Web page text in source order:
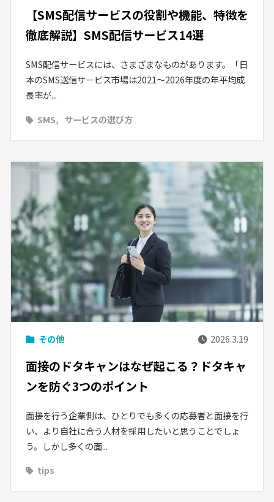
【SMS配信サービスの役割や機能、特徴を
徹底解説】SMS配信サービス14選
SMS配信サービスには、さまざまなものがあります。「日
本のSMS送信サービス市場は2021～2026年度の年平均成
長率が...
SMS
サービスの選び方
その他 2026.3.19
面接のドタキャンはなぜ起こる？ドタキャ
ンを防ぐ3つのポイント
面接を行う企業側は、ひとりでも多くの応募者と面接を行
い、より自社に合う人材を採用したいと思うことでしょ
う。しかし多くの面...
tips